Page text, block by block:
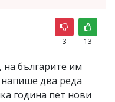
3 13
на българите им
два реда
година пет нови